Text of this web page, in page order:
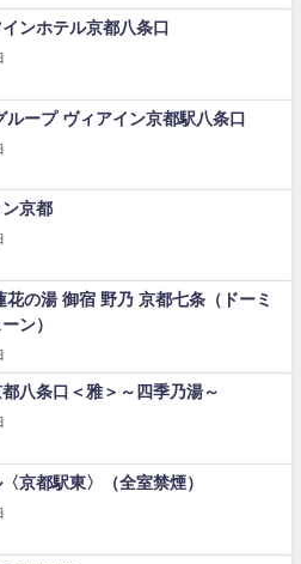
ンホテル京都八条口
ループ ヴィアイン京都駅八条口
ン京都
花の湯 御宿 野乃 京都七条（ドーミ
ン）
八条口＜雅＞～四季乃湯～
京都駅東〉（全室禁煙）